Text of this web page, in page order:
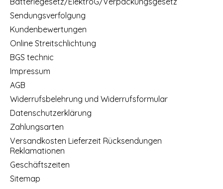
Sendungsverfolgung
Kundenbewertungen
Online Streitschlichtung
BGS technic
Impressum
AGB
Widerrufsbelehrung und Widerrufsformular
Datenschutzerklärung
Zahlungsarten
Versandkosten Lieferzeit Rücksendungen
Reklamationen
Geschäftszeiten
Sitemap